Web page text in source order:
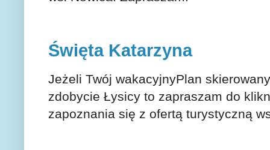
Święta Katarzyna
Jeżeli Twój wakacyjnyPlan
zdobycie Łysicy to zapraszam do
zapoznania się z ofertą turystyczną